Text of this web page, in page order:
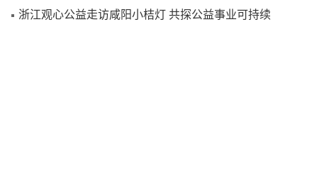
交流活动第二期圆满举行
浙江观心公益走访咸阳小桔灯 共探公益事业可持续